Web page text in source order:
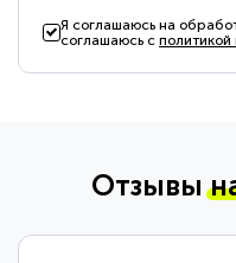
Я соглашаюсь на
соглашаюсь сполитикой
Отзывы